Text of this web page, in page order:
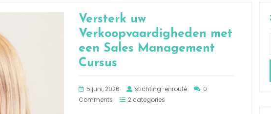
Versterk uw
Verkoopvaardigheden met
een Sales Management
Cursus
5 juni, 2026 stichting-enroute
0
Comments
2 categories